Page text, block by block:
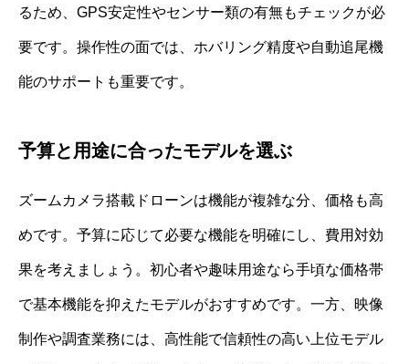
るため、GPS安定性やセンサー類の有無もチェックが必
要です。操作性の面では、ホバリング精度や自動追尾機
能のサポートも重要です。
予算と用途に合ったモデルを選ぶ
ズームカメラ搭載ドローンは機能が複雑な分、価格も高
めです。予算に応じて必要な機能を明確にし、費用対効
果を考えましょう。初心者や趣味用途なら手頃な価格帯
で基本機能を抑えたモデルがおすすめです。一方、映像
制作や調査業務には、高性能で信頼性の高い上位モデル